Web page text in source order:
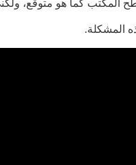
كما هو متوقع،
المشكلة.